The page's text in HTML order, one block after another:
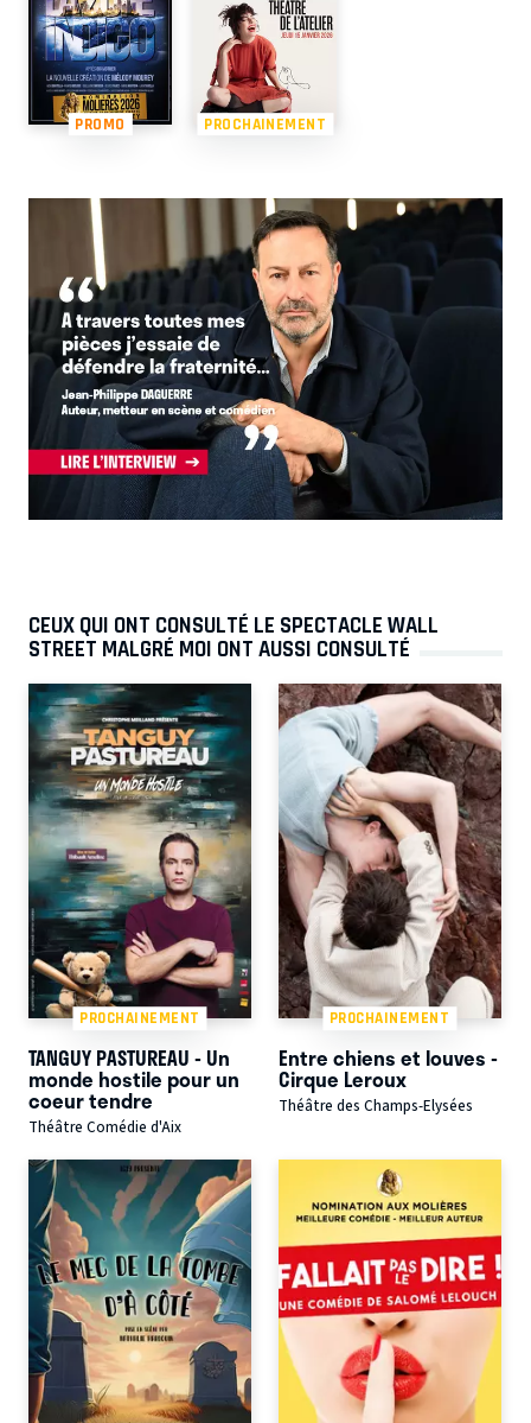
PROMO PROCHAINEMENT
CEUX QUI ONT CONSULTÉ LE SPECTACLE WALL
STREET MALGRÉ MOI ONT AUSSI CONSULTÉ
PROCHAINEMENT
TANGUY PASTUREAU - Un
monde hostile pour un
coeur tendre
Théâtre Comédie d'Aix
PROCHAINEMENT
Entre chiens et louves -
Cirque Leroux
Théâtre des Champs-Elysées